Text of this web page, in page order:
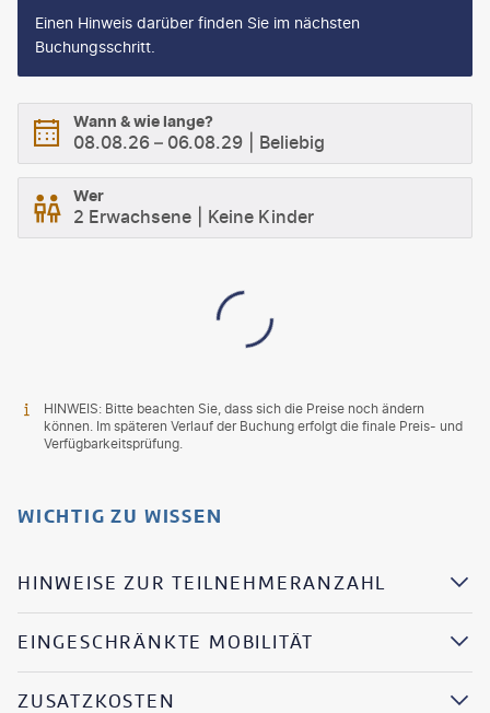
Einen Hinweis darüber finden Sie im nächsten
Buchungsschritt.
Wann & wie lange?
08.08.26 – 06.08.29 Beliebig
Wer
2 Erwachsene Keine Kinder
HINWEIS: Bitte beachten Sie, dass sich die Preise noch ändern
können. Im späteren Verlauf der Buchung erfolgt die finale Preis- und
Verfügbarkeitsprüfung.
WICHTIG ZU WISSEN
HINWEISE ZUR TEILNEHMERANZAHL
EINGESCHRÄNKTE MOBILITÄT
ZUSATZKOSTEN